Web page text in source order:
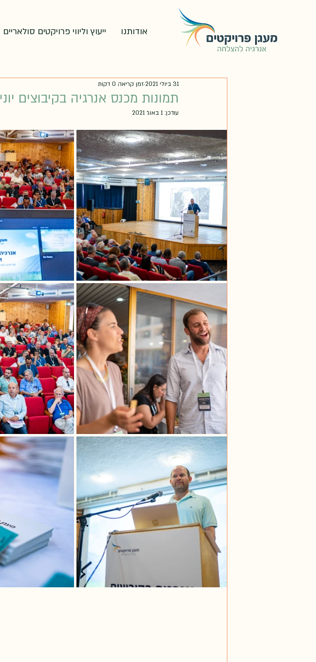
אודותנו ייעוץ וליווי פרויקטים סולאריים
תמונות מכנס אנרגיה בקיבוצים יוני 2021 - מעגן פרויקטים
31 ביולי 2021 זמן קריאה 0 דקות
עודכן: 1 באוג׳ 2021